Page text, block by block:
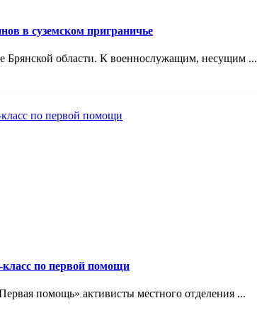
в суземском приграничье
Брянской области. К военнослужащим, несущим ...
по первой помощи
помощь» активисты местного отделения ...